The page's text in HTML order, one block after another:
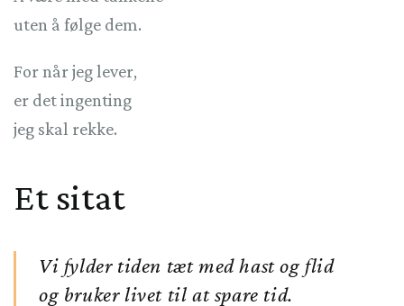
uten å følge dem.
For når jeg lever,
er det ingenting
jeg skal rekke.
Et sitat
Vi fylder tiden tæt med hast og flid
og bruker livet til at spare tid.